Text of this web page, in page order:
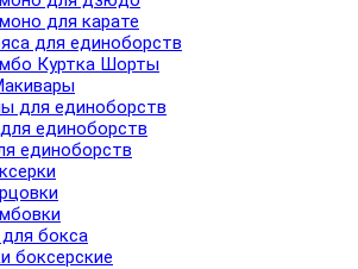
для карате
для единоборств
Куртка Шорты
для единоборств
единоборств
единоборств
бокса
боксерские